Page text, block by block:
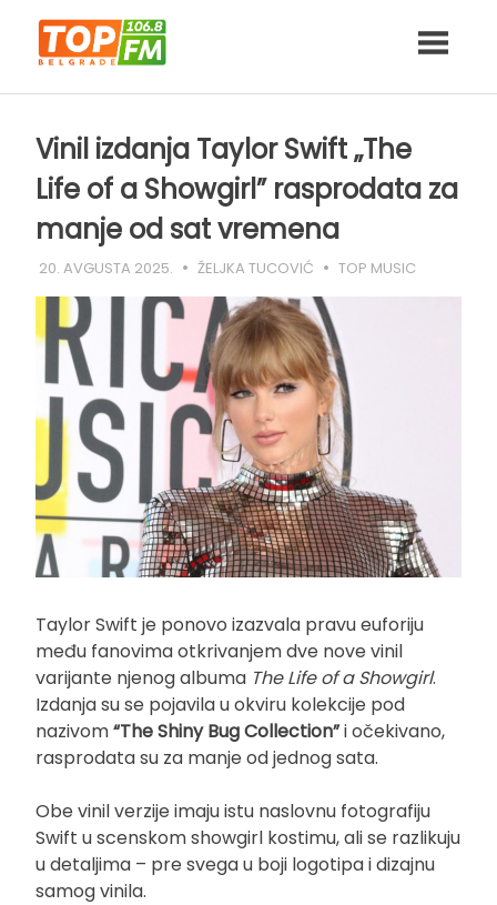
content
Vinil izdanja Taylor Swift „The
Life of a Showgirl” rasprodata za
manje od sat vremena
20. AVGUSTA 2025. ŽELJKA TUCOVIĆ TOP MUSIC
Taylor Swift je ponovo izazvala pravu euforiju
među fanovima otkrivanjem dve nove vinil
varijante njenog albuma The Life of a Showgirl.
Izdanja su se pojavila u okviru kolekcije pod
nazivom“The Shiny Bug Collection”i očekivano,
rasprodata su za manje od jednog sata.
Obe vinil verzije imaju istu naslovnu fotografiju
Swift u scenskom showgirl kostimu, ali se razlikuju
u detaljima – pre svega u boji logotipa i dizajnu
samog vinila.